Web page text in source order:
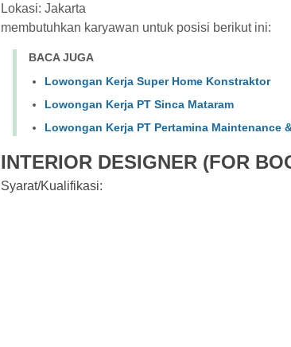
Lokasi: Jakarta
membutuhkan karyawan untuk posisi berikut ini:
BACA JUGA
Lowongan Kerja Super Home Konstraktor
Lowongan Kerja PT Sinca Mataram
Lowongan Kerja PT Pertamina Maintenance
INTERIOR DESIGNER (FOR
Syarat/Kualifikasi: